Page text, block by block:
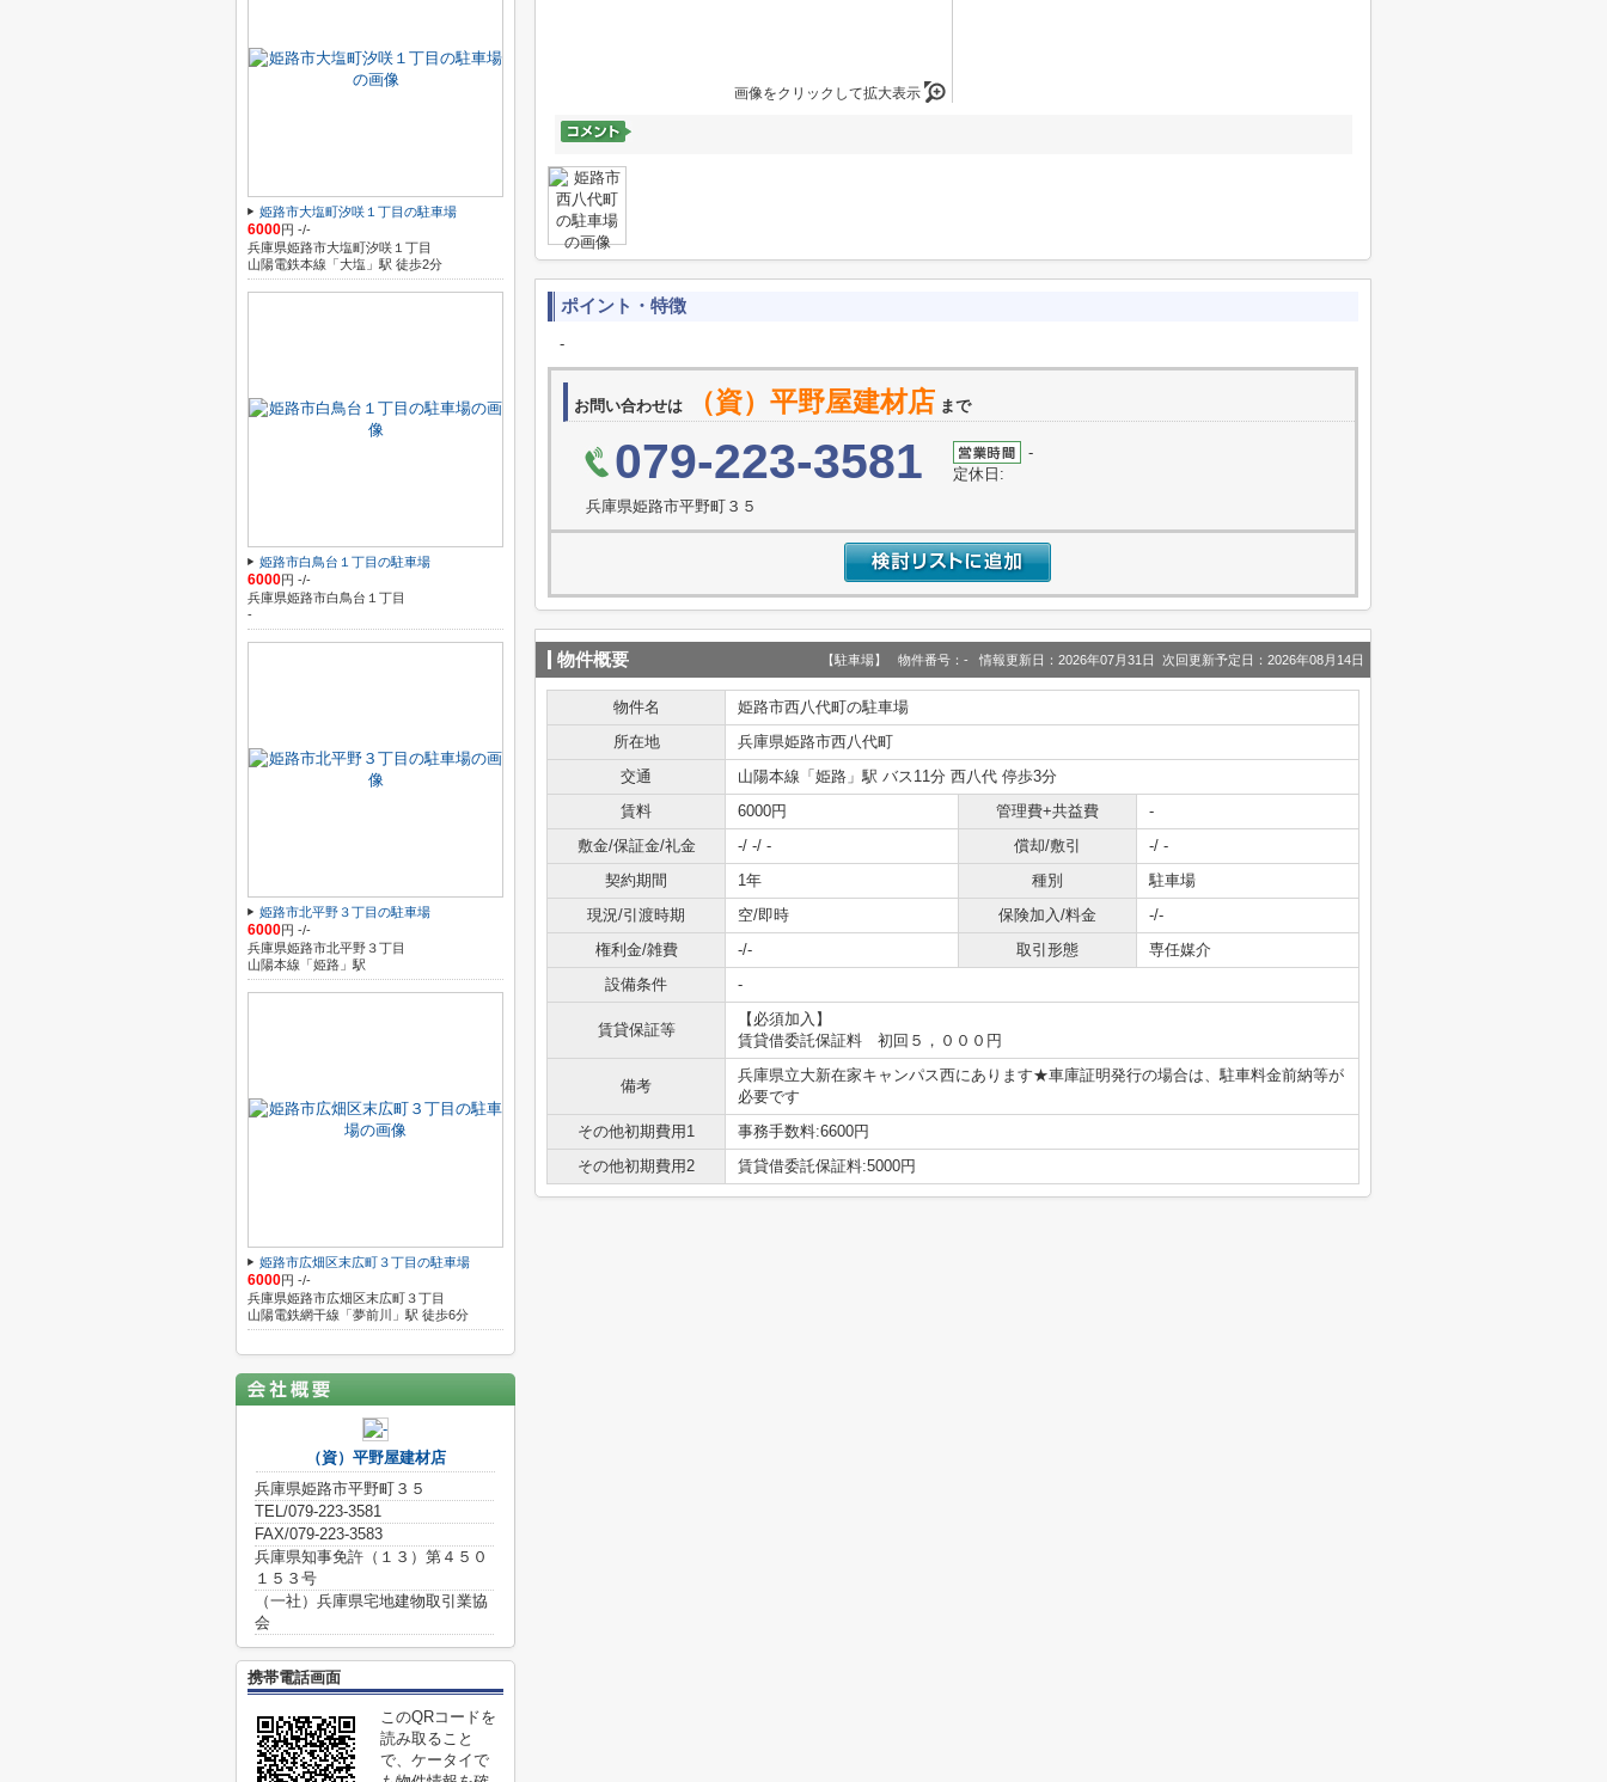
画像をクリックして拡大表示
ポイント・特徴
-
お問い合わせは （資）平野屋建材店 まで
079-223-3581
-
定休日:
兵庫県姫路市平野町３５
物件概要 【駐車場】 物件番号：- 情報更新日：2026年07月31日 次回更新予定日：2026年08月14日
物件名
姫路市西八代町の駐車場
所在地
兵庫県姫路市西八代町
交通
山陽本線「姫路」駅 バス11分 西八代 停歩3分
賃料
6000円 管理費+共益費
-
敷金/保証金/礼金
-/ -/ - 償却/敷引
-/ -
契約期間
1年 種別
駐車場
現況/引渡時期
空/即時 保険加入/料金
-/-
権利金/雑費
-/- 取引形態
専任媒介
設備条件
-
賃貸保証等
【必須加入】
賃貸借委託保証料 初回５，０００円
備考
兵庫県立大新在家キャンパス西にあります★車庫証明発行の場合は、駐車料金前納等が
必要です
その他初期費用1
事務手数料:6600円
その他初期費用2
賃貸借委託保証料:5000円
姫路市大塩町汐咲１丁目の駐車場
6000円 -/-
兵庫県姫路市大塩町汐咲１丁目
山陽電鉄本線「大塩」駅 徒歩2分
姫路市白鳥台１丁目の駐車場
6000円 -/-
兵庫県姫路市白鳥台１丁目
-
姫路市北平野３丁目の駐車場
6000円 -/-
兵庫県姫路市北平野３丁目
山陽本線「姫路」駅
姫路市広畑区末広町３丁目の駐車場
6000円 -/-
兵庫県姫路市広畑区末広町３丁目
山陽電鉄網干線「夢前川」駅 徒歩6分
（資）平野屋建材店
兵庫県姫路市平野町３５
TEL/079-223-3581
FAX/079-223-3583
兵庫県知事免許（１３）第４５０
１５３号
（一社）兵庫県宅地建物取引業協
会
携帯電話画面
このQRコードを
読み取ること
で、ケータイで